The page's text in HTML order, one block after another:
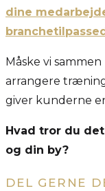
dine
Måske vi
arrangere
giver kunderne
Hvad tror du
og din by?
DEL GERNE